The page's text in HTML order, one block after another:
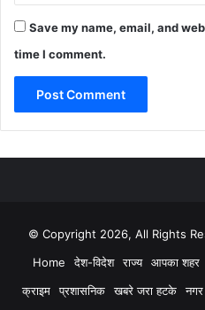
Save my name, email, and
time I comment.
© Copyright 2026, All Rights
Home
देश-विदेश राज्य आपका शहर
क्राइम
प्रशासनिक खबरे जरा हटके नगर